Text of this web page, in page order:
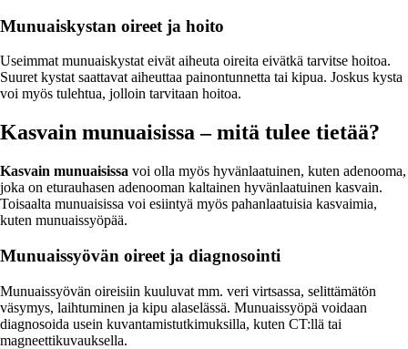
Munuaiskystan oireet ja hoito
Useimmat munuaiskystat eivät aiheuta oireita eivätkä tarvitse hoitoa.
Suuret kystat saattavat aiheuttaa painontunnetta tai kipua. Joskus kysta
voi myös tulehtua, jolloin tarvitaan hoitoa.
Kasvain munuaisissa – mitä tulee tietää?
Kasvain munuaisissa voi olla myös hyvänlaatuinen, kuten adenooma,
joka on eturauhasen adenooman kaltainen hyvänlaatuinen kasvain.
Toisaalta munuaisissa voi esiintyä myös pahanlaatuisia kasvaimia,
kuten munuaissyöpää.
Munuaissyövän oireet ja diagnosointi
Munuaissyövän oireisiin kuuluvat mm. veri virtsassa, selittämätön
väsymys, laihtuminen ja kipu alaselässä. Munuaissyöpä voidaan
diagnosoida usein kuvantamistutkimuksilla, kuten CT:llä tai
magneettikuvauksella.